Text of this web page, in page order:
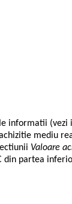
informatii (vezi
mediu
Valoare
din partea